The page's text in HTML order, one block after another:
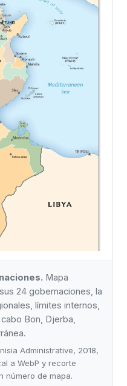
Mapa
24 gobernaciones, la
límites internos,
Bon, Djerba,
Administrative, 2018,
a WebP y recorte
número de mapa.